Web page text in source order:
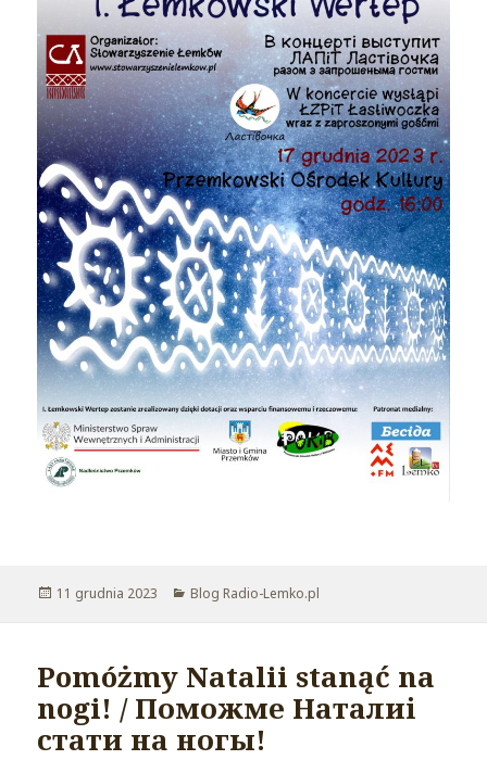
Opublikowano
11 grudnia 2023 Kategorie
Blog Radio-Lemko.pl
Pomóżmy Natalii stanąć na
nogi! / Поможме Наталиі
стати на ногы!